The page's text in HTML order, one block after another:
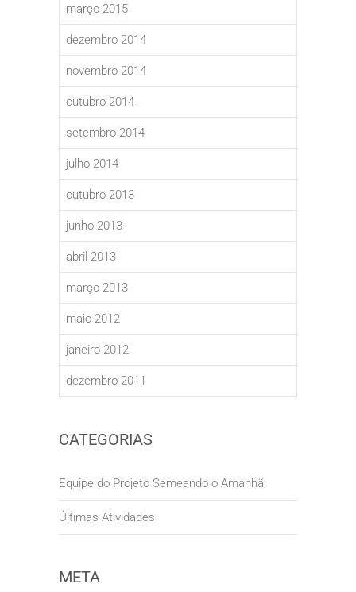
março 2015
dezembro 2014
novembro 2014
outubro 2014
setembro 2014
julho 2014
outubro 2013
junho 2013
abril 2013
março 2013
maio 2012
janeiro 2012
dezembro 2011
CATEGORIAS
Equipe do Projeto Semeando o Amanhã
Últimas Atividades
META